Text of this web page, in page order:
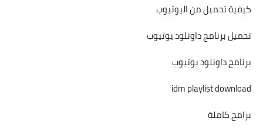
كيفية تحميل من اليوتيوب
تحميل برنامج داونلود يوتيوب
برنامج داونلود يوتيوب
idm playlist download
برامج كاملة